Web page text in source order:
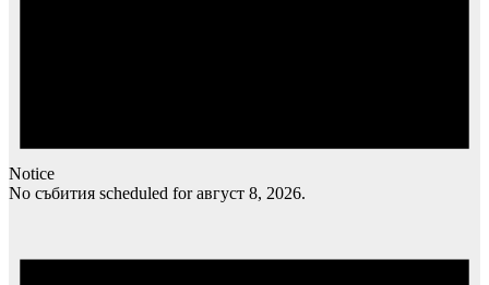
Notice
No събития scheduled for август 8, 2026.